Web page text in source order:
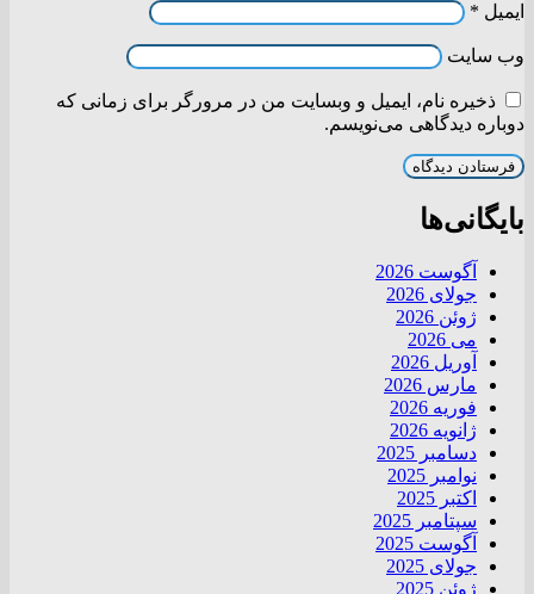
ایمیل *
وب‌ سایت
ذخیره نام، ایمیل و وبسایت من در مرورگر برای زمانی که
دوباره دیدگاهی می‌نویسم.
بایگانی‌ها
آگوست 2026
جولای 2026
ژوئن 2026
می 2026
آوریل 2026
مارس 2026
فوریه 2026
ژانویه 2026
دسامبر 2025
نوامبر 2025
اکتبر 2025
سپتامبر 2025
آگوست 2025
جولای 2025
ژوئن 2025